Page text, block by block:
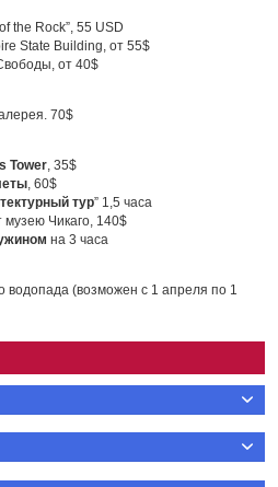
the Rock”, 55 USD
State Building, от 55$
от 40$
70$
Tower, 35$
, 60$
тур” 1,5 часа
музею Чикаго, 140$
на 3 часа
водопада (возможен с 1 апреля по 1